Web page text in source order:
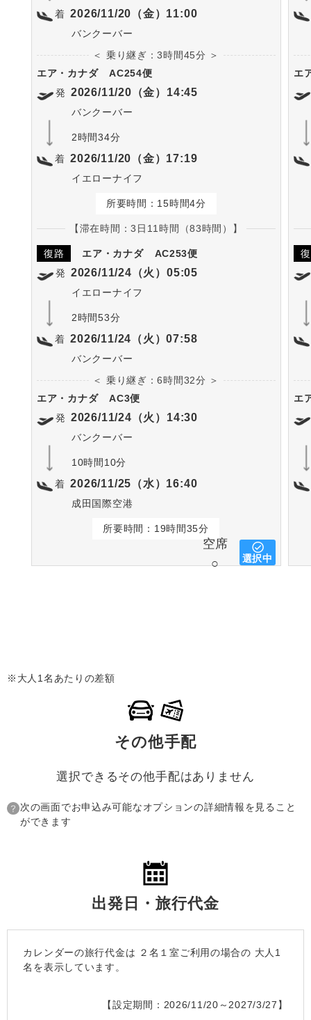
着 2026/11/20（金）11:00
バンクーバー
＜ 乗り継ぎ：3時間45分 ＞
エア・カナダ
AC254便
発 2026/11/20（金）14:45
バンクーバー
2時間34分
着 2026/11/20（金）17:19
イエローナイフ
所要時間：15時間4分
【滞在時間：3日11時間（83時間）】
復路 エア・カナダ
AC253便
発 2026/11/24（火）05:05
イエローナイフ
2時間53分
着 2026/11/24（火）07:58
バンクーバー
＜ 乗り継ぎ：6時間32分 ＞
エア・カナダ
AC3便
発 2026/11/24（火）14:30
バンクーバー
10時間10分
着 2026/11/25（水）16:40
成田国際空港
所要時間：19時間35分
空席
○
選択中
エ
エ
※大人1名あたりの差額
その他手配
選択できるその他手配はありません
次の画面でお申込み可能なオプションの詳細情報を見ること
ができます
出発日・旅行代金
カレンダーの旅行代金は ２名１室ご利用の場合の 大人1
名を表示しています。
【設定期間：2026/11/20～2027/3/27】